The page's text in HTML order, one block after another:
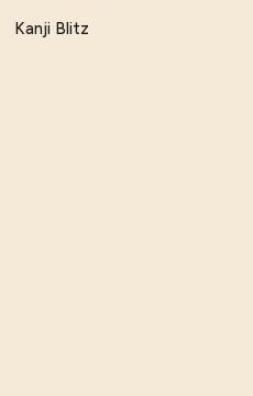
Kanji Blitz